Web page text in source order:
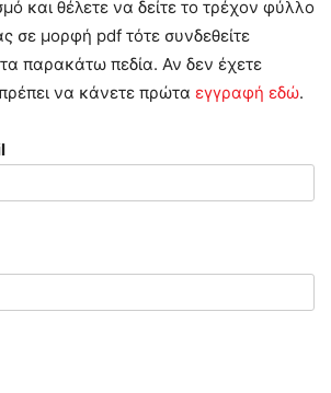
και θέλετε να δείτε το τρέχον φύλλο
σε μορφή pdf τότε συνδεθείτε
παρακάτω πεδία. Αν δεν έχετε
να κάνετε πρώτα εγγραφή εδώ.